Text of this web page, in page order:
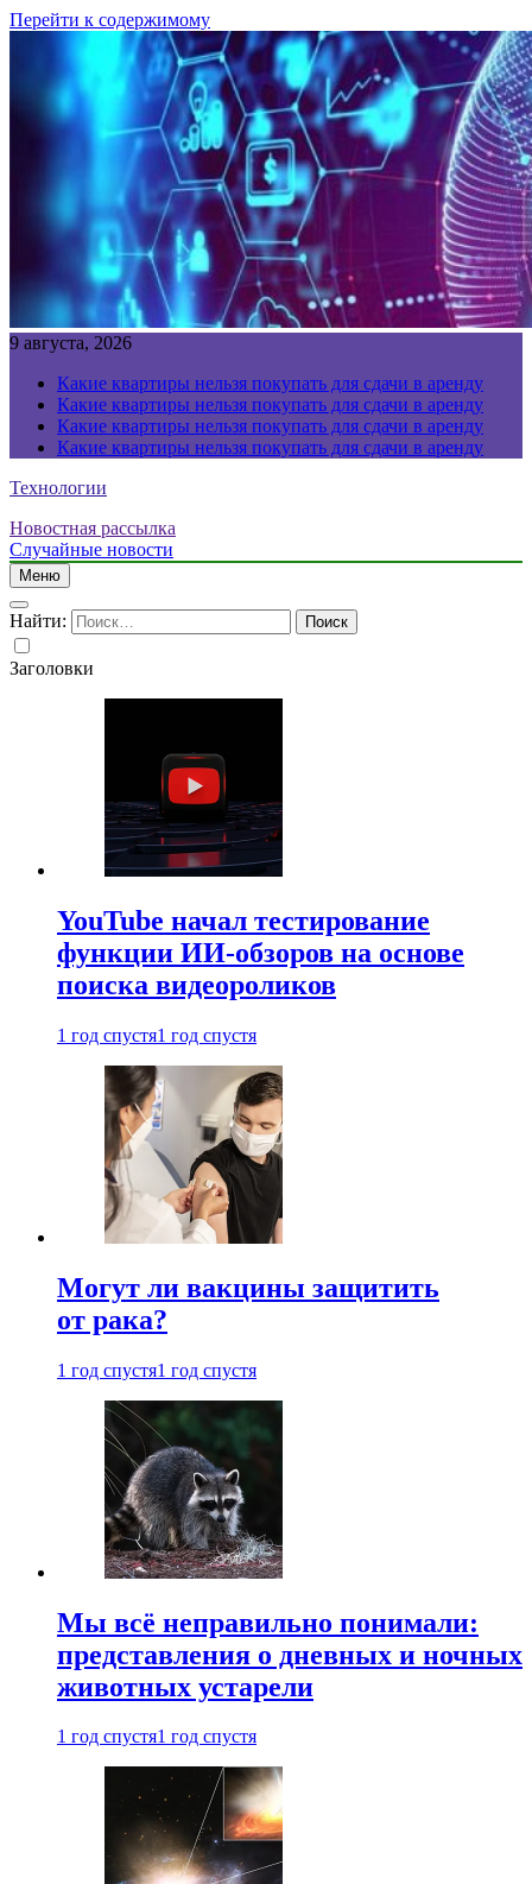
Перейти к содержимому
9 августа, 2026
Какие квартиры нельзя покупать для сдачи в аренду
Какие квартиры нельзя покупать для сдачи в аренду
Какие квартиры нельзя покупать для сдачи в аренду
Какие квартиры нельзя покупать для сдачи в аренду
Технологии
Новостная рассылка
Случайные новости
Меню
Найти:
Заголовки
YouTube начал тестирование
функции ИИ-обзоров на основе
поиска видеороликов
1 год спустя1 год спустя
Могут ли вакцины защитить
от рака?
1 год спустя1 год спустя
Мы всё неправильно понимали:
представления о дневных и ночных
животных устарели
1 год спустя1 год спустя